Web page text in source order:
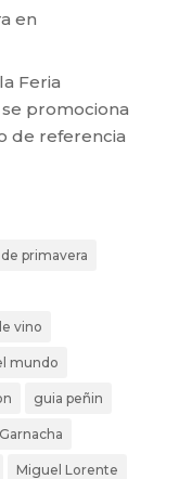
en
Feria
promociona
de referencia
primavera
vino
mundo
guia peñin
Miguel Lorente